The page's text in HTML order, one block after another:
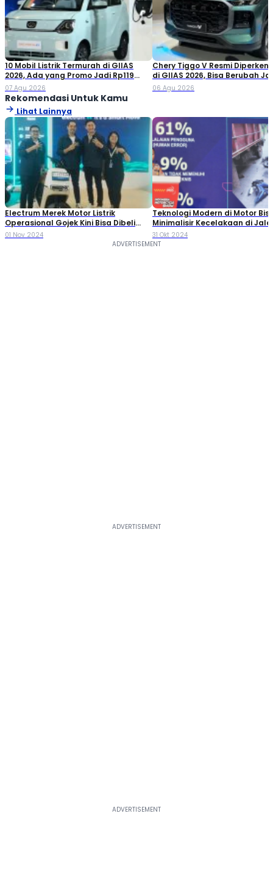
10 Mobil Listrik Termurah di GIIAS
2026, Ada yang Promo Jadi Rp119
Jutaan!
07 Agu 2026
Chery Tiggo V Resmi
di GIIAS 2026, Bisa Berubah
Double Cabin
06 Agu 2026
Rekomendasi Untuk Kamu
Lihat Lainnya
Electrum Merek Motor Listrik
Operasional Gojek Kini Bisa Dibeli
Mulai Rp 19,9 Juta
01 Nov 2024
Teknologi Modern di Motor
Minimalisir Kecelakaan di
31 Okt 2024